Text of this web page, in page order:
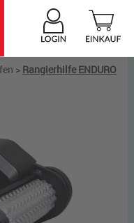
> Rangierhilfe ENDURO